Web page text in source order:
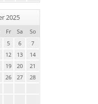
2025
Fr Sa
So
5 6
7
12 13
14
19 20
21
26 27
28